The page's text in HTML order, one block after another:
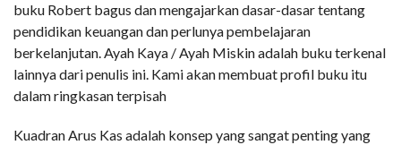
buku Robert bagus dan mengajarkan dasar-dasar tentang
pendidikan keuangan dan perlunya pembelajaran
berkelanjutan. Ayah Kaya / Ayah Miskin adalah buku terkenal
lainnya dari penulis ini. Kami akan membuat profil buku itu
dalam ringkasan terpisah
Kuadran Arus Kas adalah konsep yang sangat penting yang